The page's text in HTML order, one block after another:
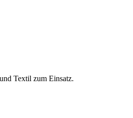
Textil zum Einsatz.